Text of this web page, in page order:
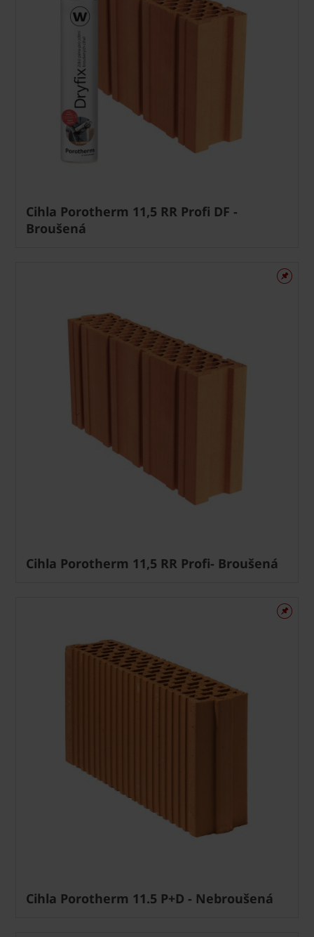
Cihla Porotherm 11,5 RR Profi DF -
Broušená
Cihla Porotherm 11,5 RR Profi- Broušená
Cihla Porotherm 11.5 P+D - Nebroušená